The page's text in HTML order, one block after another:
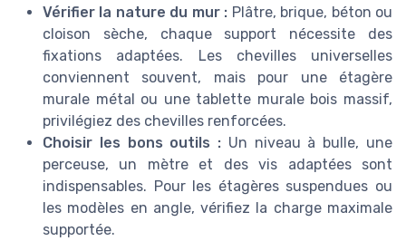
Vérifier la nature du mur : Plâtre, brique, béton ou
cloison sèche, chaque support nécessite des
fixations adaptées. Les chevilles universelles
conviennent souvent, mais pour une étagère
murale métal ou une tablette murale bois massif,
privilégiez des chevilles renforcées.
Choisir les bons outils : Un niveau à bulle, une
perceuse, un mètre et des vis adaptées sont
indispensables. Pour les étagères suspendues ou
les modèles en angle, vérifiez la charge maximale
supportée.